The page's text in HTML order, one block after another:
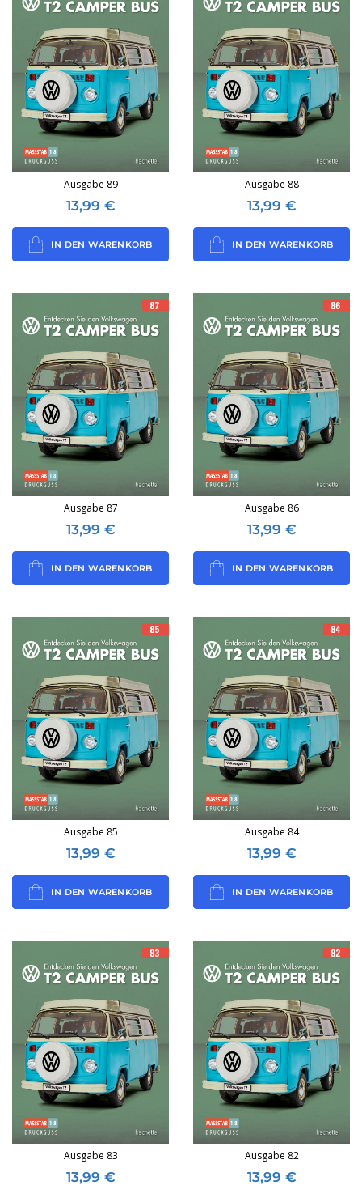
Ausgabe 89
13,99 €
IN DEN WARENKORB
Ausgabe 88
13,99 €
IN DEN WARENKORB
Ausgabe 87
13,99 €
IN DEN WARENKORB
Ausgabe 86
13,99 €
IN DEN WARENKORB
Ausgabe 85
13,99 €
IN DEN WARENKORB
Ausgabe 84
13,99 €
IN DEN WARENKORB
Ausgabe 83
13,99 €
Ausgabe 82
13,99 €